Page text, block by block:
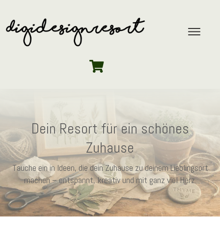
Dein Resort für ein schönes
Zuhause
Tauche ein in Ideen, die dein Zuhause zu deinem Lieblingsort
machen – entspannt, kreativ und mit ganz viel Herz.